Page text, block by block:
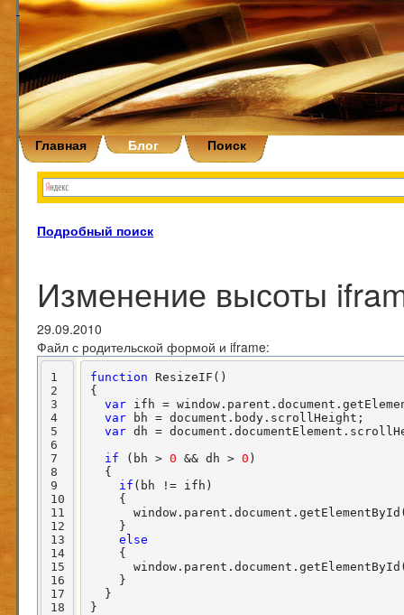
Главная Блог Поиск
Подробный поиск
Изменение высоты
29.09.2010
Файл с родительской формой и iframe:
1
2
3
4
5
6
7
8
9
10
11
12
13
14
15
16
17
18
function ResizeIF()
{
var ifh =
var bh = document.body.scrollHeight;
var dh =
if (bh > 0 && dh > 0 )
  {
if (bh != ifh)
    {
    }
else
    {
    }
  }
}